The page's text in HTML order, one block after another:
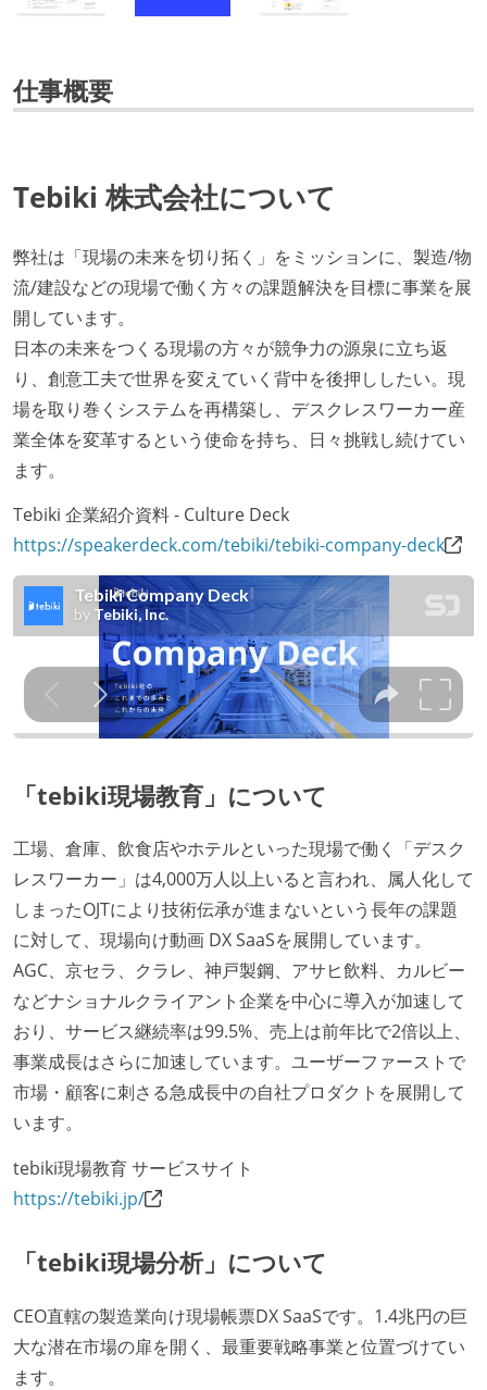
仕事概要
Tebiki 株式会社について
弊社は「現場の未来を切り拓く」をミッションに、製造/物
流/建設などの現場で働く⽅々の課題解決を目標に事業を展
開しています。
⽇本の未来をつくる現場の⽅々が競争⼒の源泉に⽴ち返
り、創意⼯夫で世界を変えていく背中を後押ししたい。現
場を取り巻くシステムを再構築し、デスクレスワーカー産
業全体を変⾰するという使命を持ち、日々挑戦し続けてい
ます。
Tebiki 企業紹介資料 - Culture Deck
https://speakerdeck.com/tebiki/tebiki-company-deck
「tebiki現場教育」について
工場、倉庫、飲食店やホテルといった現場で働く「デスク
レスワーカー」は4,000万人以上いると言われ、属人化して
しまったOJTにより技術伝承が進まないという長年の課題
に対して、現場向け動画 DX SaaSを展開しています。
AGC、京セラ、クラレ、神戸製鋼、アサヒ飲料、カルビー
などナショナルクライアント企業を中心に導入が加速して
おり、サービス継続率は99.5%、売上は前年比で2倍以上、
事業成長はさらに加速しています。ユーザーファーストで
市場・顧客に刺さる急成長中の自社プロダクトを展開して
います。
tebiki現場教育 サービスサイト
https://tebiki.jp/
「tebiki現場分析」について
CEO直轄の製造業向け現場帳票DX SaaSです。1.4兆円の巨
大な潜在市場の扉を開く、最重要戦略事業と位置づけてい
ます。